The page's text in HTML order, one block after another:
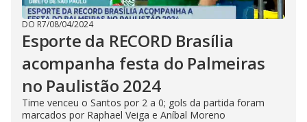
DO R7/08/04/2024
Esporte da RECORD Brasília
acompanha festa do Palmeiras
no Paulistão 2024
Time venceu o Santos por 2 a 0; gols da partida foram
marcados por Raphael Veiga e Aníbal Moreno